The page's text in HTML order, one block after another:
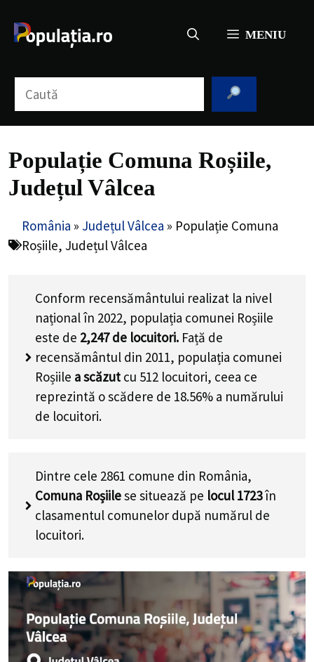
conținut
MENIU
Populație Comuna Roșiile,
Județul Vâlcea
România » Județul Vâlcea » Populație Comuna
Roșiile, Județul Vâlcea
Conform recensământului realizat la nivel
național în 2022, populația comunei Roșiile
este de 2,247de locuitori. Față de
recensământul din 2011, populația comunei
Roșiile a scăzut cu 512 locuitori, ceea ce
reprezintă o scădere de 18.56% a numărului
de locuitori.
Dintre cele 2861 comune din România,
Comuna Roșiilese situează pe locul 1723în
clasamentul comunelor după numărul de
locuitori.